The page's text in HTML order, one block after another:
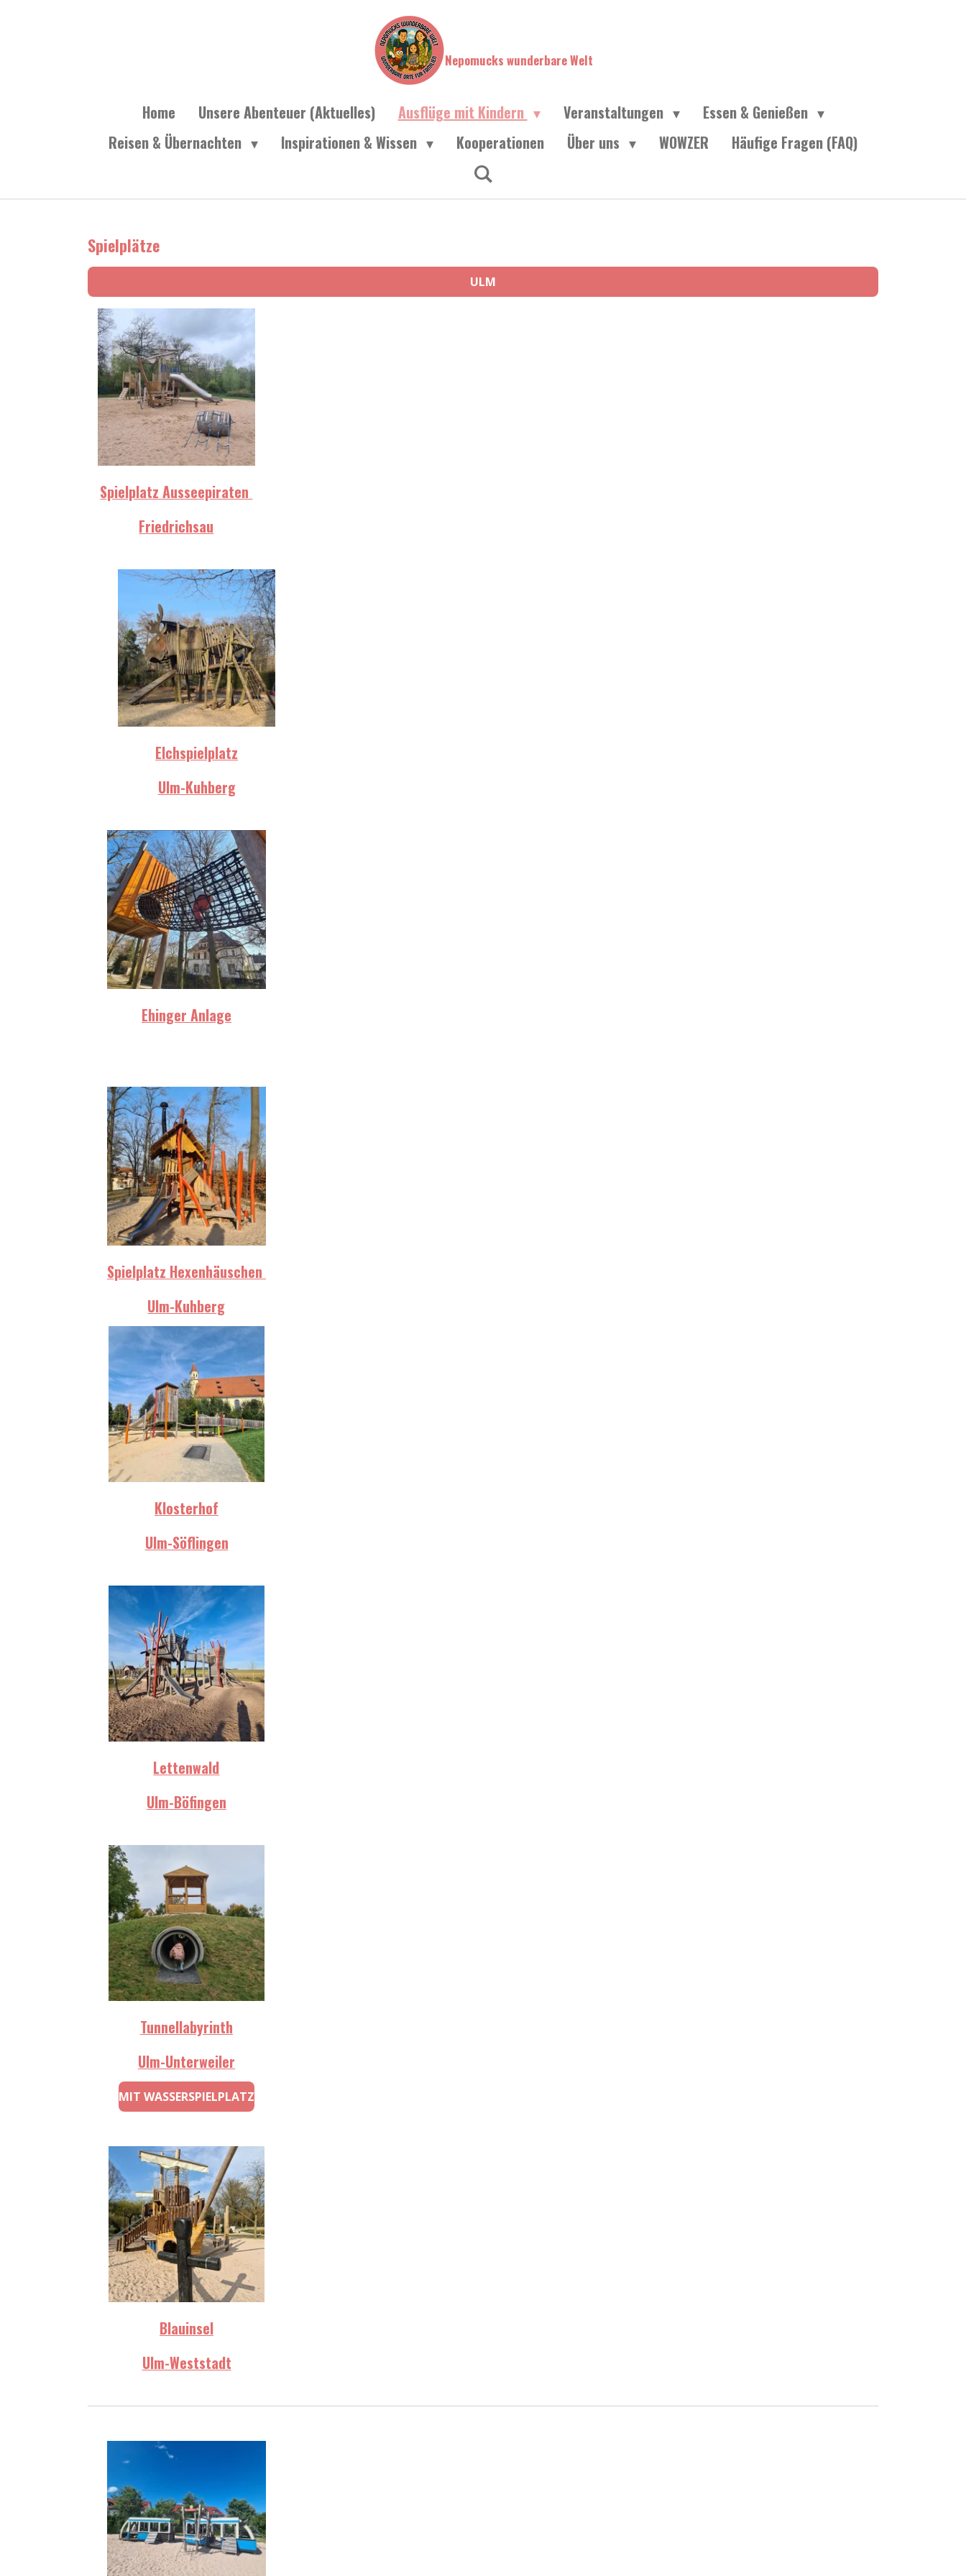
Nepomucks wunderbare Welt
Home Unsere Abenteuer (Aktuelles) Ausflüge mit Kindern Veranstaltungen
Essen & Genießen
Reisen & Übernachten
Inspirationen & Wissen Kooperationen Über uns WOWZER Häufige Fragen (FAQ)
Spielplätze
ULM
Spielplatz Ausseepiraten
Friedrichsau
Elchspielplatz
Ulm-Kuhberg
Ehinger Anlage
Spielplatz Hexenhäuschen
Ulm-Kuhberg
Klosterhof
Ulm-Söflingen
Lettenwald
Ulm-Böfingen
Tunnellabyrinth
Ulm-Unterweiler
MIT WASSERSPIELPLATZ
Blauinsel
Ulm-Weststadt